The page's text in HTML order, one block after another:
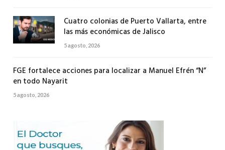
Cuatro colonias de Puerto Vallarta, entre
las más económicas de Jalisco
5 agosto, 2026
FGE fortalece acciones para localizar a Manuel Efrén “N”
en todo Nayarit
5 agosto, 2026